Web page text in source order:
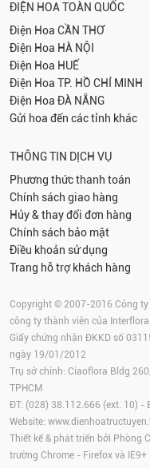
ĐIỆN HOA TOÀN QUỐC
Điện Hoa CẦN THƠ
Điện Hoa HÀ NỘI
Điện Hoa HUẾ
Điện Hoa TP. HỒ CHÍ MINH
Điện Hoa ĐÀ NẴNG
Gửi hoa đến các tỉnh khác
THÔNG TIN DỊCH VỤ
Phương thức thanh toán
Chính sách giao hàng
Hủy & thay đổi đơn hàng
Chính sách bảo mật
Điều khoản sử dụng
Trang hỗ trợ khách hàng
Copyright © 2007-2016 Công
công ty thành viên của
Giấy chứng nhận ĐKKD số
ngày 19/01/2012
Trụ sở chính: Ciaoflora Bldg
TPHCM
ĐT: (028) 38.112.666 (ext. 10) -
Website:
Thiết kế & phát triển bởi Phòng
trường Chrome - Firefox và IE9+